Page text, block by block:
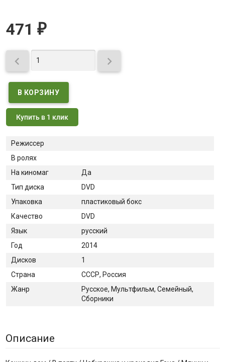
471 ₽
 
Купить в 1 клик
Режиссер
В ролях
На киномаг
Да
Тип диска
DVD
Упаковка
пластиковый бокс
Качество
DVD
Язык
русский
Год
2014
Дисков
1
Страна
СССР, Россия
Жанр
Русское, Мультфильм, Семейный,
Сборники
Описание